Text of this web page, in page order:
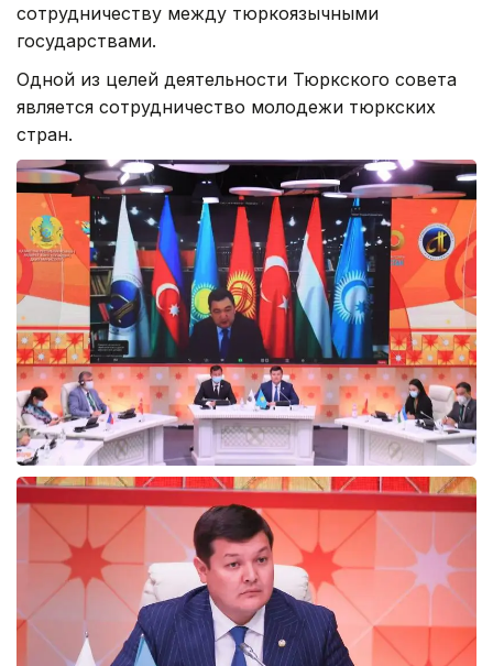
сотрудничеству между тюркоязычными
государствами.
Одной из целей деятельности Тюркского совета
является сотрудничество молодежи тюркских
стран.